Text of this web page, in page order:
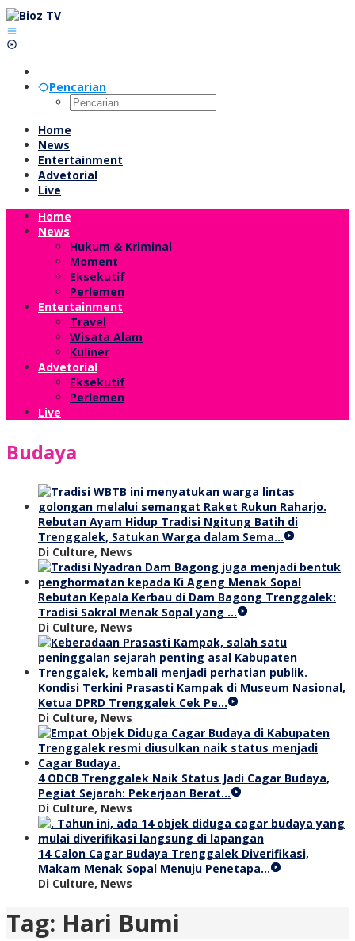
Lewati
ke
konten
Pencarian
Home
News
Entertainment
Advetorial
Live
Home
News
Hukum & Kriminal
Moment
Eksekutif
Perlemen
Entertainment
Travel
Wisata Alam
Kuliner
Advetorial
Eksekutif
Perlemen
Live
Budaya
Rebutan Ayam Hidup Tradisi Ngitung Batih di
Trenggalek, Satukan Warga dalam Sema…
Di Culture, News
Rebutan Kepala Kerbau di Dam Bagong Trenggalek:
Tradisi Sakral Menak Sopal yang …
Di Culture, News
Kondisi Terkini Prasasti Kampak di Museum Nasional,
Ketua DPRD Trenggalek Cek Pe…
Di Culture, News
4 ODCB Trenggalek Naik Status Jadi Cagar Budaya,
Pegiat Sejarah: Pekerjaan Berat…
Di Culture, News
14 Calon Cagar Budaya Trenggalek Diverifikasi,
Makam Menak Sopal Menuju Penetapa…
Di Culture, News
Tag: Hari Bumi